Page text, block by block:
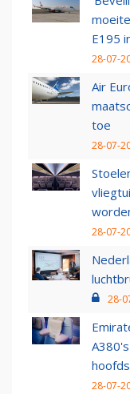
E195
28-07-
Air
toe
28-07-
28-07-
28-
28-07-